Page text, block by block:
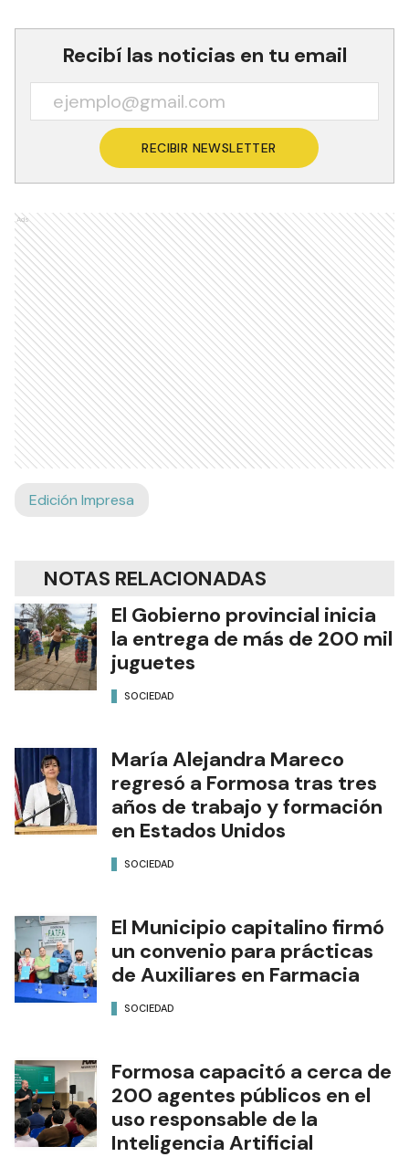
Recibí las noticias en tu email
RECIBIR NEWSLETTER
Ads
Edición Impresa
NOTAS RELACIONADAS
El Gobierno provincial inicia
la entrega de más de 200 mil
juguetes
SOCIEDAD
María Alejandra Mareco
regresó a Formosa tras tres
años de trabajo y formación
en Estados Unidos
SOCIEDAD
El Municipio capitalino firmó
un convenio para prácticas
de Auxiliares en Farmacia
SOCIEDAD
Formosa capacitó a cerca de
200 agentes públicos en el
uso responsable de la
Inteligencia Artificial